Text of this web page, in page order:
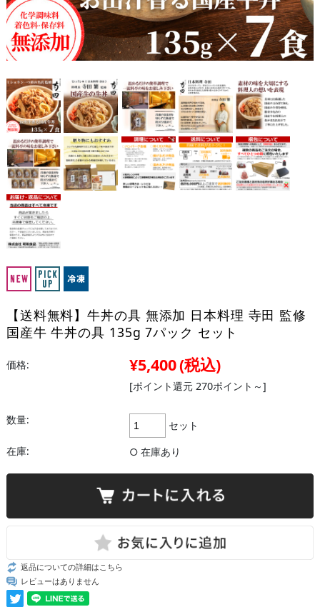
【送料無料】牛丼の具 無添加 日本料理 寺田 監修
国産牛 牛丼の具 135g 7パック セット
価格: ¥5,400(税込)
[ポイント還元 270ポイント～]
数量:
セット
在庫:
○ 在庫あり
返品についての詳細はこちら
レビューはありません